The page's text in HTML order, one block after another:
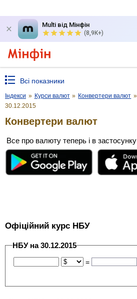
Multi від Мінфін
(8,9K+)
Всі показники
Індекси » Курси валют » Конвертери валют »
30.12.2015
Конвертери валют
Все про валюту теперь і в
Офіційний курс НБУ
НБУ на 30.12.2015
=